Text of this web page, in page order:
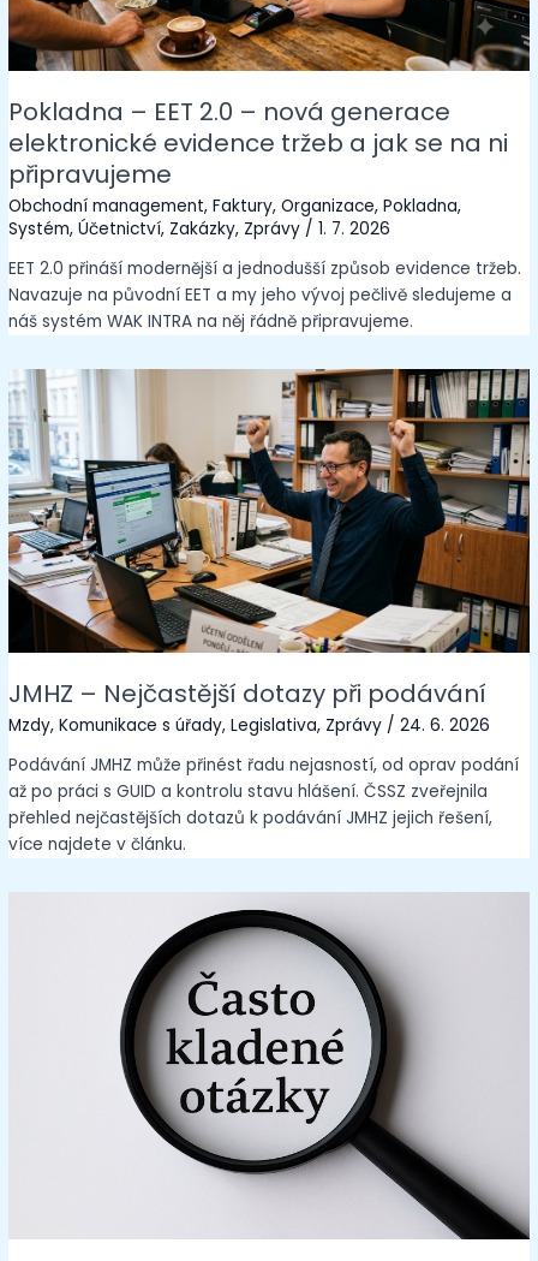
Pokladna – EET 2.0 – nová generace
elektronické evidence tržeb a jak se na ni
připravujeme
Obchodní management,Faktury,Organizace,Pokladna,
Systém,Účetnictví, Zakázky, Zprávy /1. 7. 2026
EET 2.0 přináší modernější a jednodušší způsob evidence tržeb.
Navazuje na původní EET a my jeho vývoj pečlivě sledujeme a
náš systém WAK INTRA na něj řádně připravujeme.
JMHZ – Nejčastější dotazy při podávání
Mzdy,Komunikace s úřady,Legislativa, Zprávy /24. 6. 2026
Podávání JMHZ může přinést řadu nejasností, od oprav podání
až po práci s GUID a kontrolu stavu hlášení. ČSSZ zveřejnila
přehled nejčastějších dotazů k podávání JMHZ jejich řešení,
více najdete v článku.